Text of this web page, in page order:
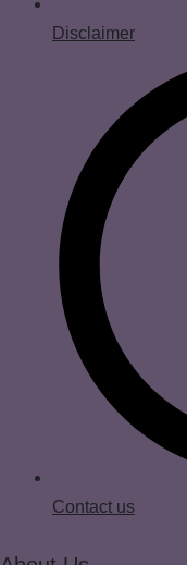
Disclaimer
Contact us